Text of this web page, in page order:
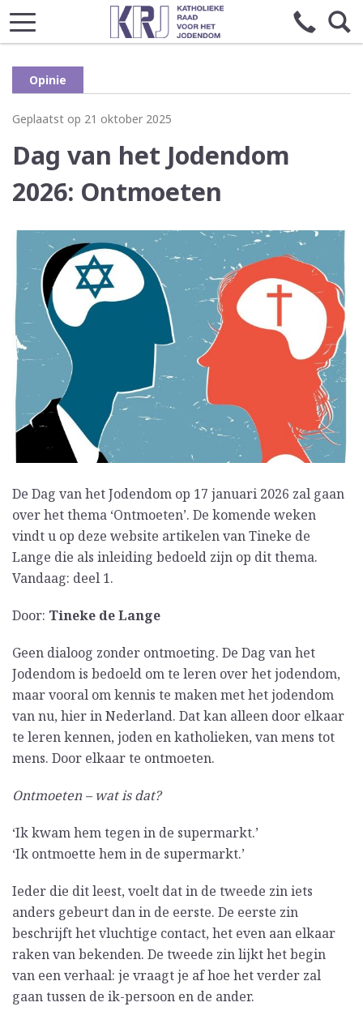
Opinie
Geplaatst op 21 oktober 2025
Dag van het Jodendom
2026: Ontmoeten
De Dag van het Jodendom op 17 januari 2026 zal gaan
over het thema ‘Ontmoeten’. De komende weken
vindt u op deze website artikelen van Tineke de
Lange die als inleiding bedoeld zijn op dit thema.
Vandaag: deel 1.
Door: Tineke de Lange
Geen dialoog zonder ontmoeting. De Dag van het
Jodendom is bedoeld om te leren over het jodendom,
maar vooral om kennis te maken met het jodendom
van nu, hier in Nederland. Dat kan alleen door elkaar
te leren kennen, joden en katholieken, van mens tot
mens. Door elkaar te ontmoeten.
Ontmoeten – wat is dat?
‘Ik kwam hem tegen in de supermarkt.’
‘Ik ontmoette hem in de supermarkt.’
Ieder die dit leest, voelt dat in de tweede zin iets
anders gebeurt dan in de eerste. De eerste zin
beschrijft het vluchtige contact, het even aan elkaar
raken van bekenden. De tweede zin lijkt het begin
van een verhaal: je vraagt je af hoe het verder zal
gaan tussen de ik-persoon en de ander.